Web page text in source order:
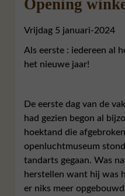
Opening
Vrijdag 5 januari-2024
Als eerste : iedereen al
het nieuwe jaar!
De eerste dag van de
had gezien begon al
hoektand die
openluchtmuseum
tandarts gegaan. Was
herstellen want hij was
er niks meer